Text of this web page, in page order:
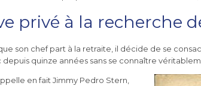
privé à la recherche
son chef part à la retraite, il décide de se
quinze années sans se connaître
en fait Jimmy Pedro Stern,